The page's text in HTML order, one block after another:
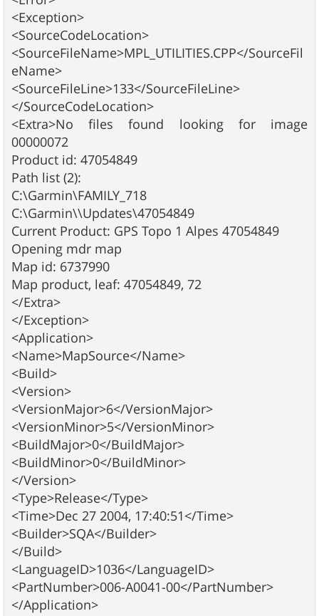
<Exception>
<SourceCodeLocation>
<SourceFileName>MPL_UTILITIES.CPP</SourceFil
eName>
<SourceFileLine>133</SourceFileLine>
</SourceCodeLocation>
<Extra>No files found looking for image
00000072
Product id: 47054849
Path list (2):
C:\Garmin\FAMILY_718
C:\Garmin\\Updates\47054849
Current Product: GPS Topo 1 Alpes 47054849
Opening mdr map
Map id: 6737990
Map product, leaf: 47054849, 72
</Extra>
</Exception>
<Application>
<Name>MapSource</Name>
<Build>
<Version>
<VersionMajor>6</VersionMajor>
<VersionMinor>5</VersionMinor>
<BuildMajor>0</BuildMajor>
<BuildMinor>0</BuildMinor>
</Version>
<Type>Release</Type>
<Time>Dec 27 2004, 17:40:51</Time>
<Builder>SQA</Builder>
</Build>
<LanguageID>1036</LanguageID>
<PartNumber>006-A0041-00</PartNumber>
</Application>